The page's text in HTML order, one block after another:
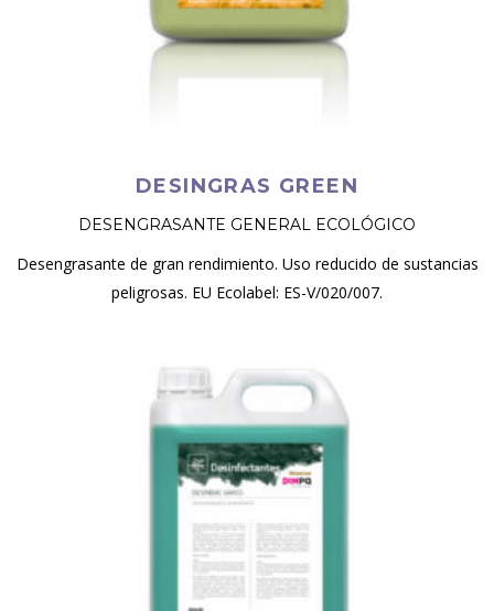
DESINGRAS GREEN
DESENGRASANTE GENERAL ECOLÓGICO
Desengrasante de gran rendimiento. Uso reducido de sustancias
peligrosas. EU Ecolabel: ES-V/020/007.